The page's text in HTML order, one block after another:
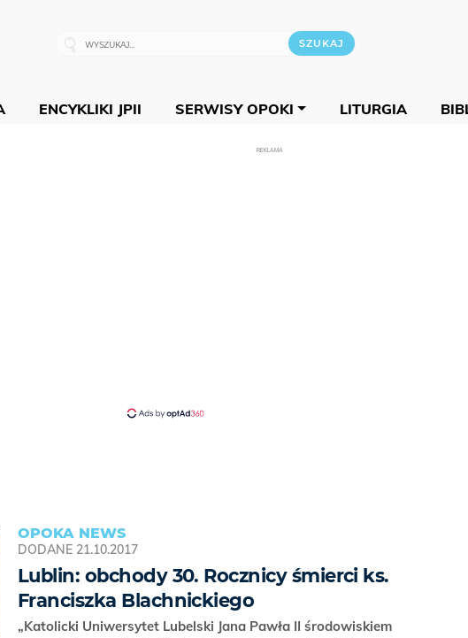
ENCYKLIKI JPII SERWISY OPOKI LITURGIA
REKLAMA
OPOKA NEWS
DODANE 21.10.2017
Lublin: obchody 30. Rocznicy śmierci ks.
Franciszka Blachnickiego
„Katolicki Uniwersytet Lubelski Jana Pawła II środowiskiem